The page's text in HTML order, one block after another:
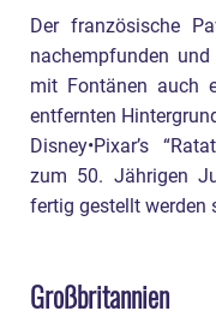
Der französische
nachempfunden
mit Fontänen auch
entfernten
Disney•Pixar’s
zum 50. Jährigen
fertig gestellt werden
Großbritannien